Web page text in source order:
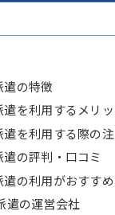
遣の特徴
を利用するメリ
遣を利用する際の
の評判・口コミ
の利用がおすす
遣の運営会社